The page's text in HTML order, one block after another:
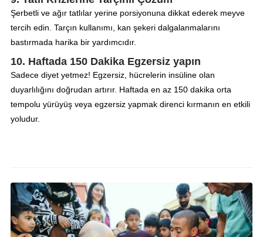
Şerbetli ve ağır tatlılar yerine porsiyonuna dikkat ederek meyve
tercih edin. Tarçın kullanımı, kan şekeri dalgalanmalarını
bastırmada harika bir yardımcıdır.
10. Haftada 150 Dakika Egzersiz yapın
Sadece diyet yetmez! Egzersiz, hücrelerin insüline olan
duyarlılığını doğrudan artırır. Haftada en az 150 dakika orta
tempolu yürüyüş veya egzersiz yapmak direnci kırmanın en etkili
yoludur.